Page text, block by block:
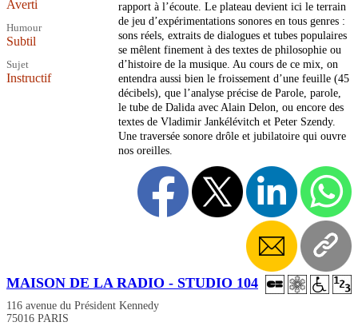
Averti
Humour
Subtil
Sujet
Instructif
rapport à l’écoute. Le plateau devient ici le terrain
de jeu d’expérimentations sonores en tous genres :
sons réels, extraits de dialogues et tubes populaires
se mêlent finement à des textes de philosophie ou
d’histoire de la musique. Au cours de ce mix, on
entendra aussi bien le froissement d’une feuille (45
décibels), que l’analyse précise de Parole, parole,
le tube de Dalida avec Alain Delon, ou encore des
textes de Vladimir Jankélévitch et Peter Szendy.
Une traversée sonore drôle et jubilatoire qui ouvre
nos oreilles.
MAISON DE LA RADIO - STUDIO 104
116 avenue du Président Kennedy
75016 PARIS